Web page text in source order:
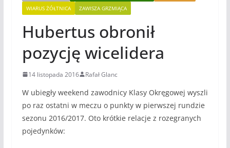
WIARUS ŻÓŁTNICA
ZAWISZA GRZMIĄCA
Hubertus obronił
pozycję wicelidera
14 listopada 2016 Rafał Glanc
W ubiegły weekend zawodnicy Klasy Okręgowej wyszli
po raz ostatni w meczu o punkty w pierwszej rundzie
sezonu 2016/2017. Oto krótkie relacje z rozegranych
pojedynków: